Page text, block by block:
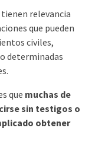
relevancia
que pueden
civiles,
determinadas
que muchas de
sin testigos o
obtener